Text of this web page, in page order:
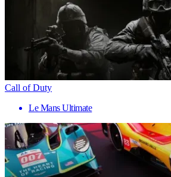
Call of Duty
Le Mans Ultimate